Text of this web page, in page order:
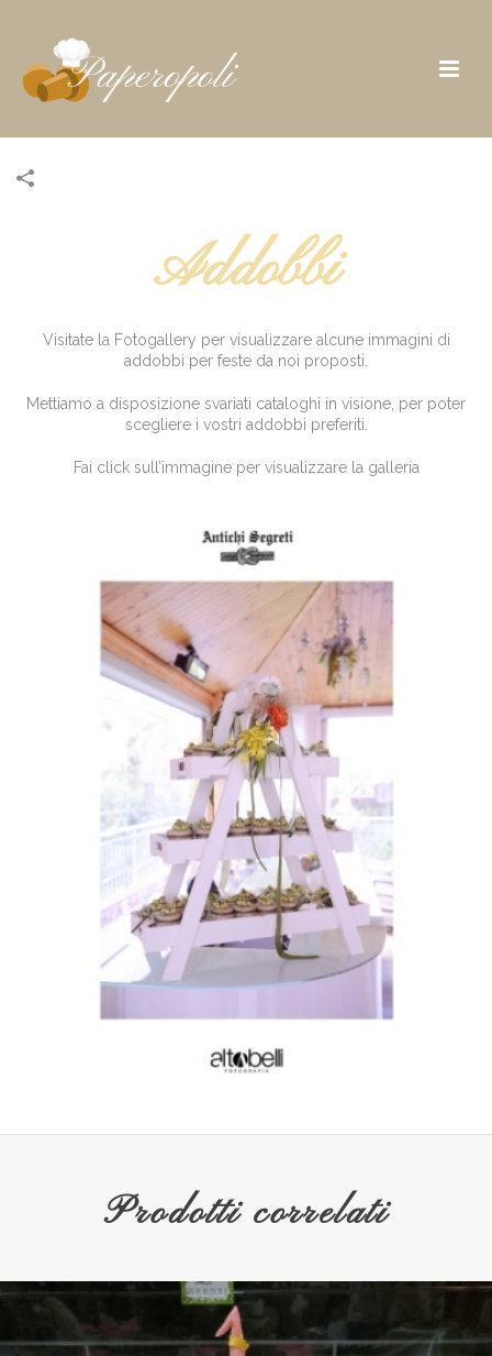
Addobbi
Visitate la Fotogallery per visualizzare alcune immagini di
addobbi per feste da noi proposti.
Mettiamo a disposizione svariati cataloghi in visione, per poter
scegliere i vostri addobbi preferiti.
Fai click sull’immagine per visualizzare la galleria
Prodotti correlati